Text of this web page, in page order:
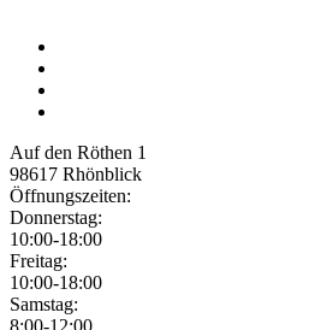
Auf den Röthen 1
98617 Rhönblick
Öffnungszeiten:
Donnerstag:
10:00-18:00
Freitag:
10:00-18:00
Samstag: